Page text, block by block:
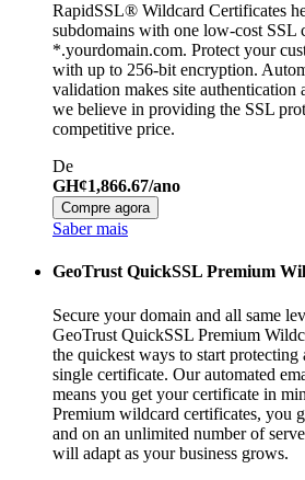
RapidSSL® Wildcard Certificates
subdomains with one low-cost SSL
*.yourdomain.com. Protect your
with up to 256-bit encryption.
validation makes site authentication
we believe in providing the SSL
competitive price.
De
GH¢1,866.67/ano
Compre agora
Saber mais
GeoTrust QuickSSL Premium
Secure your domain and all same
GeoTrust QuickSSL Premium
the quickest ways to start
single certificate. Our automated
means you get your certificate in
Premium wildcard certificates, you
and on an unlimited number of
will adapt as your business grows.